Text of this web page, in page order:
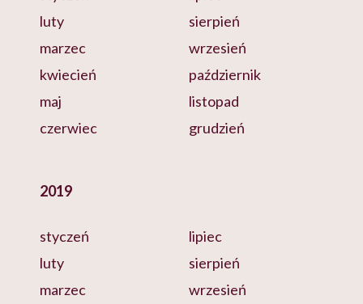
luty
marzec
kwiecień
maj
czerwiec
sierpień
wrzesień
październik
listopad
grudzień
2019
styczeń
luty
marzec
lipiec
sierpień
wrzesień